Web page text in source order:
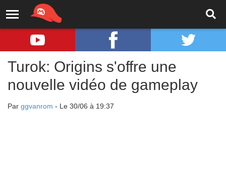
Turok: Origins s'offre une
nouvelle vidéo de gameplay
Par ggvanrom - Le 30/06 à 19:37